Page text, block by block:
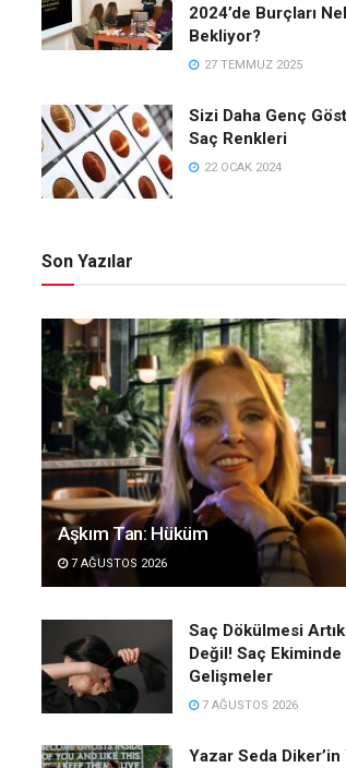
2024’de Burçları
Bekliyor?
27 TEMMUZ 2025
Sizi Daha Genç
Saç Renkleri
22 OCAK 2024
Son Yazılar
Aşkım Tan: Hüküm
7 AĞUSTOS 2026
Saç Dökülmesi
Değil! Saç Ekiminde
Gelişmeler
7 AĞUSTOS 2026
Yazar Seda Diker’in